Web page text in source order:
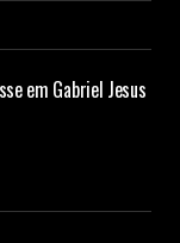
em Gabriel Jesus